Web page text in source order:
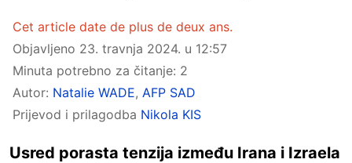
Cet article date de plus de deux ans.
Objavljeno 23. travnja 2024. u 12:57
Minuta potrebno za čitanje: 2
Autor: Natalie WADE, AFP SAD
Prijevod i prilagodba Nikola KIS
Usred porasta tenzija između Irana i Izraela